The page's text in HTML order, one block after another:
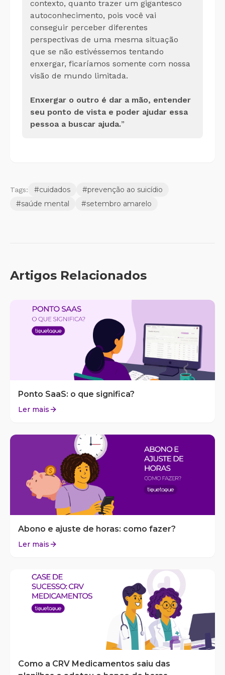
contexto, quanto trazer um gigantesco
autoconhecimento, pois você vai
conseguir perceber diferentes
perspectivas de uma mesma situação
que se não estivéssemos tentando
enxergar, ficaríamos somente com nossa
visão de mundo limitada.
Enxergar o outro é dar a mão, entender
seu ponto de vista e poder ajudar essa
pessoa a buscar ajuda.”
Tags: #cuidados #prevenção ao suicídio
#saúde mental #setembro amarelo
Artigos Relacionados
Ponto SaaS: o que significa?
Ler mais
Abono e ajuste de horas: como fazer?
Ler mais
Como a CRV Medicamentos saiu das